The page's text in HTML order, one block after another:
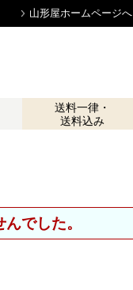
山形屋ホームページへ
送料一律・
送料込み
でした。